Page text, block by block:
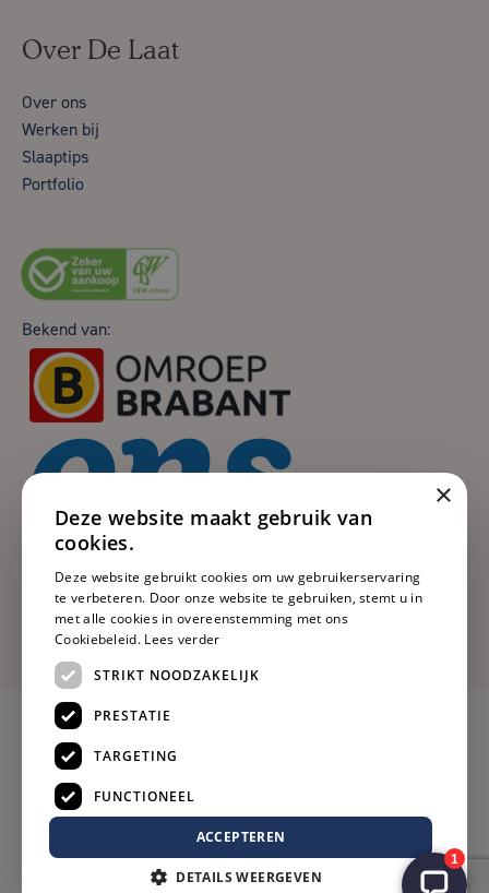
Over De Laat
Over ons
Werken bij
Slaaptips
Portfolio
Bekend van:
×
Deze website maakt gebruik van
cookies.
Deze website gebruikt cookies om uw gebruikerservaring
te verbeteren. Door onze website te gebruiken, stemt u in
met alle cookies in overeenstemming met ons
Cookiebeleid. Lees verder
STRIKT NOODZAKELIJK
PRESTATIE
TARGETING
FUNCTIONEEL
ACCEPTEREN
DETAILS WEERGEVEN